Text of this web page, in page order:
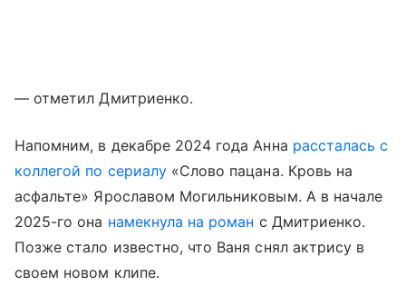
— отметил Дмитриенко.
Напомним, в декабре 2024 года Анна рассталась с
коллегой по сериалу«Слово пацана. Кровь на
асфальте» Ярославом Могильниковым. А в начале
2025-го она намекнула на роман с Дмитриенко.
Позже стало известно, что Ваня снял актрису в
своем новом клипе.